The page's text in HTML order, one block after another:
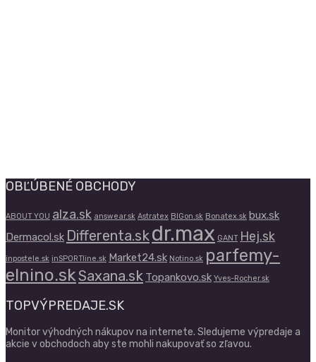
OBĽÚBENÉ OBCHODY
ABOUT YOU alza.sk answear.sk Astratex BIGon.sk Bonatex.sk bux.sk
Dermacol.sk Differenta.skdr.max GANT Hej.sk
inpostele.sk inSPORTline.sk Market24.sk Notino.sk parfemy-
elnino.skSaxana.sk Topankovo.sk Yves-Rocher.sk
TOPVÝPREDAJE.SK
Monitor výhodných nákupov na internete. Sledujeme výpredaje a
akcie v obchodoch aby ste mohli nakupovať so zľavou.